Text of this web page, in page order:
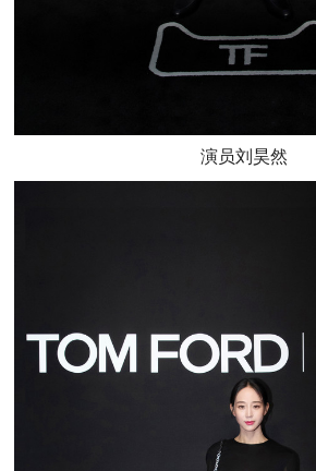
演员刘昊然